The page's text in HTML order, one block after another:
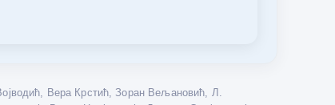
Вера Крстић, Зоран Вељановић, Л.